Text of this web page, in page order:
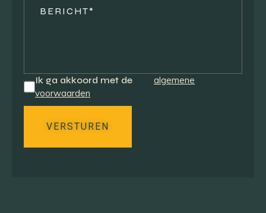
Ik ga akkoord met de
algemene
voorwaarden
VERSTUREN